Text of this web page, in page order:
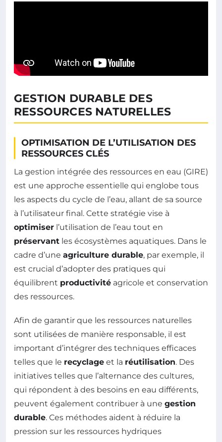
GESTION DURABLE DES
RESSOURCES NATURELLES
OPTIMISATION DE L’UTILISATION DES
RESSOURCES CLÉS
La gestion intégrée des ressources en eau (GIRE)
est une approche essentielle qui englobe tous
les aspects du cycle de l’eau, allant de sa source
à l’utilisateur final. Cette stratégie vise à
optimiser l’utilisation de l’eau tout en
préservant les écosystèmes aquatiques. Dans le
cadre d’une agriculture durable, par exemple, il
est crucial d’adopter des pratiques qui
équilibrent productivité agricole et conservation
des ressources.
Afin de garantir que les ressources naturelles
sont utilisées de manière responsable, il est
important d’intégrer des techniques efficaces
telles que le recyclage et la réutilisation. Des
initiatives telles que l’alternance des cultures,
qui répondent à des besoins en eau différents,
peuvent également contribuer à une gestion
durable. Ces méthodes aident à réduire la
pression sur les ressources hydriques